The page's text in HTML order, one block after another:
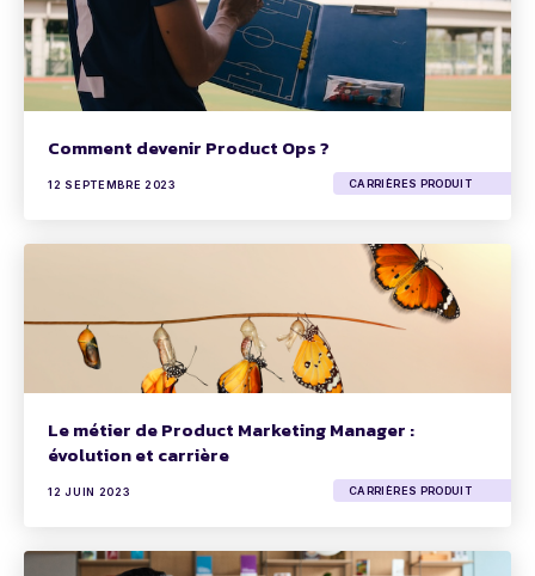
Comment devenir Product Ops ?
12 SEPTEMBRE 2023 CARRIÈRES PRODUIT
Le métier de Product Marketing Manager :
évolution et carrière
12 JUIN 2023 CARRIÈRES PRODUIT